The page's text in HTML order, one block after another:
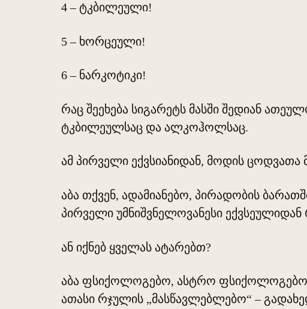
4 – ტკბილეული!
5 – ხორცეული!
6 – ნარკოტიკი!
რაც შეეხება სიგარეტს მასში შედიან
ტკბილეულსაც და ალკოჰოლსაც.
ამ პირველი ექვსიანიდან, მოდის
აბა თქვენ, ადამიანებო, პირადობის
პირველი უმნიშვნელოვანესი
ან იქნებ ყველას ატარებთ?
აბა ფსიქოლოგებო, ასტრო
ათასი რჯულის „მასწავლებლებო“ –